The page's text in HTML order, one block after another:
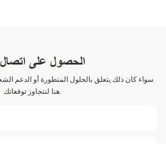
الحصول على اتصال
سواء كان ذلك يتعلق بالحلول المتطورة أو الدعم
هنا لنتجاوز توقعاتك.